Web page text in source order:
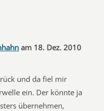
am 18. Dez. 2010
und da fiel mir
ein. Der könnte ja
übernehmen,